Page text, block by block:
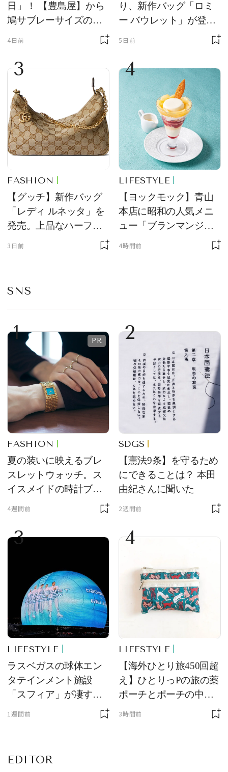
日」！ 【豊島屋】から
鳩サブレーサイズのポ
ーチ「はとっこ」を限
4日前
り、新作バッグ「ロミ
ー バウレット」が登
場！ デザイン性と収納
5日前
3
FASHION
【グッチ】新作バッグ
「レディ ルネッタ」を
発売。上品なハーフム
ーン型がスタイリング
3日前
4
LIFESTYLE
【ヨックモック】青山
本店に昭和の人気メニ
ュー「ブランマンジ
ェ」「ダックワーズ」
4時間前
SNS
1
FASHION
夏の装いに映えるブレ
スレットウォッチ。ス
イスメイドの時計ブラ
ンド【フレデリック・
をレビュー。【それい
け！ 良品ハンター】
4週間前
2
SDGS
【憲法9条】を守るため
にできることは？ 本田
由紀さんに聞いた
2週間前
3
LIFESTYLE
ラスベガスの球体エン
タテインメント施設
「スフィア」が凄すぎ
た！ ひとりっPが大後
1週間前
4
LIFESTYLE
【海外ひとり旅450回超
え】ひとりっPの旅の薬
ポーチとポーチの中身
を初公開！ 本当に使え
3時間前
EDITOR